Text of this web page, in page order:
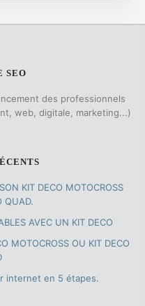
SEO
des professionnels
web, digitale, marketing...)
KIT DECO MOTOCROSS
QUAD.
AVEC UN KIT DECO
MOTOCROSS OU KIT DECO
internet en 5 étapes.